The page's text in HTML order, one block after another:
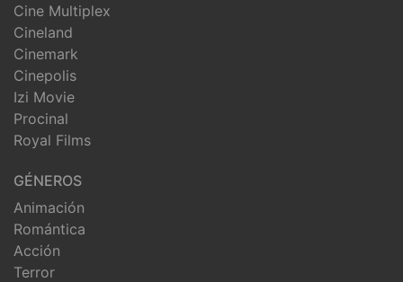
Cine Multiplex
Cineland
Cinemark
Cinepolis
Izi Movie
Procinal
Royal Films
GÉNEROS
Animación
Romántica
Acción
Terror